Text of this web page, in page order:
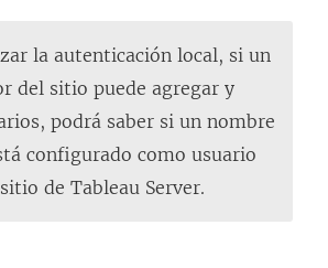
la autenticación local, si un
del sitio puede agregar y
podrá saber si un nombre
configurado como usuario
de Tableau Server.